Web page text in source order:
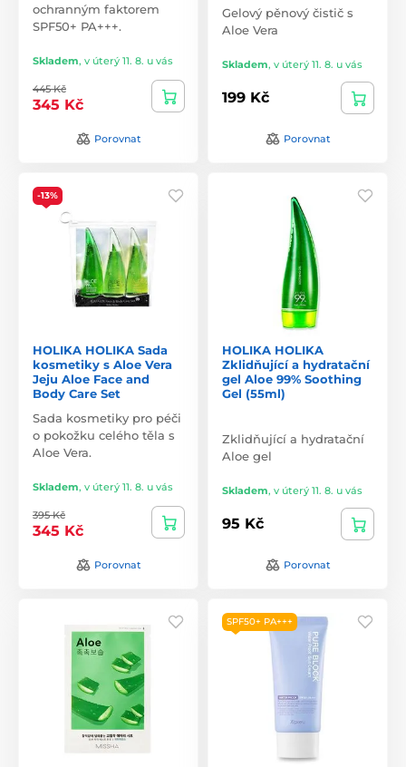
ochranným faktorem
SPF50+ PA+++.
Skladem, v úterý 11. 8. u vás
445 Kč
345 Kč
Porovnat
Gelový pěnový čistič s
Aloe Vera
Skladem, v úterý 11. 8. u vás
199 Kč
Porovnat
-13%
HOLIKA HOLIKA Sada
kosmetiky s Aloe Vera
Jeju Aloe Face and
Body Care Set
Sada kosmetiky pro péči
o pokožku celého těla s
Aloe Vera.
Skladem, v úterý 11. 8. u vás
395 Kč
345 Kč
Porovnat
HOLIKA HOLIKA
Zklidňující a hydratační
gel Aloe 99% Soothing
Gel (55ml)
Zklidňující a hydratační
Aloe gel
Skladem, v úterý 11. 8. u vás
95 Kč
Porovnat
SPF50+ PA+++